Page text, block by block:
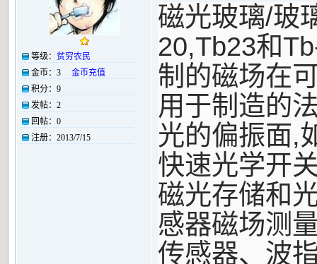
等级： 贫穷农民
金币： 3
金币充值
积分： 9
发帖： 2
回帖： 0
注册： 2013/7/15
磁光玻璃/玻
20,Tb23和
制的磁场在
用于制造的
光的偏振面,
快速光学开
磁光存储和
感器磁场测
传感器、波